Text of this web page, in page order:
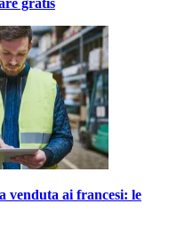
gratis
venduta ai francesi: le